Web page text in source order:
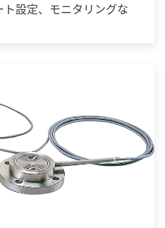
設定、モニタリングな
流体が直接導入されて
で、キャピラリによっ
液を封入した状態で納